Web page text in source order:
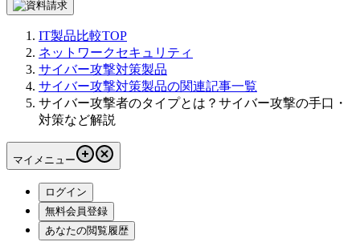
IT製品比較TOP
ネットワークセキュリティ
サイバー攻撃対策製品
サイバー攻撃対策製品の関連記事一覧
サイバー攻撃者のタイプとは？サイバー攻撃の手口・
対策など解説
マイメニュー
ログイン
無料会員登録
あなたの閲覧履歴